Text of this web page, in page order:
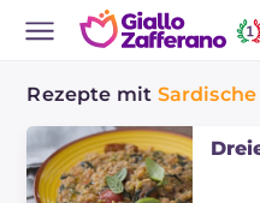
Rezepte mit